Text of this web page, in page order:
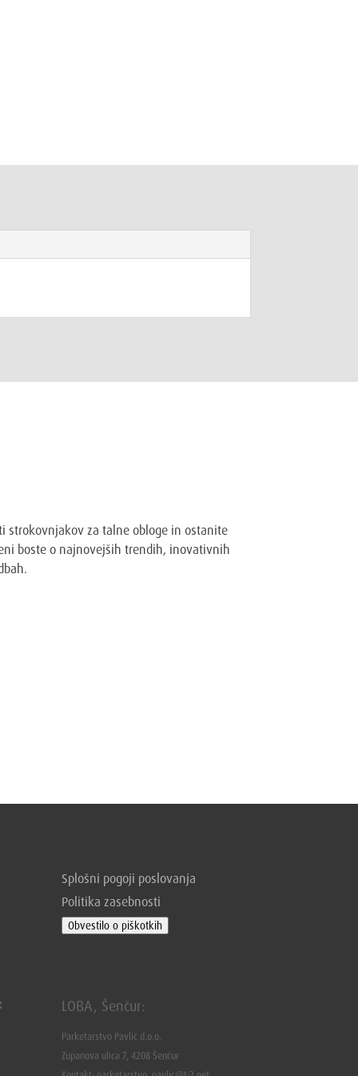
strokovnjakov za talne obloge in ostanite
boste o najnovejših trendih, inovativnih
Splošni pogoji poslovanja
Politika zasebnosti
Obvestilo o piškotkih
LOBA, Šenčur:
Parketarstvo Pavlič d.o.o.
Zupanova ulica 7, 4208 Šenčur